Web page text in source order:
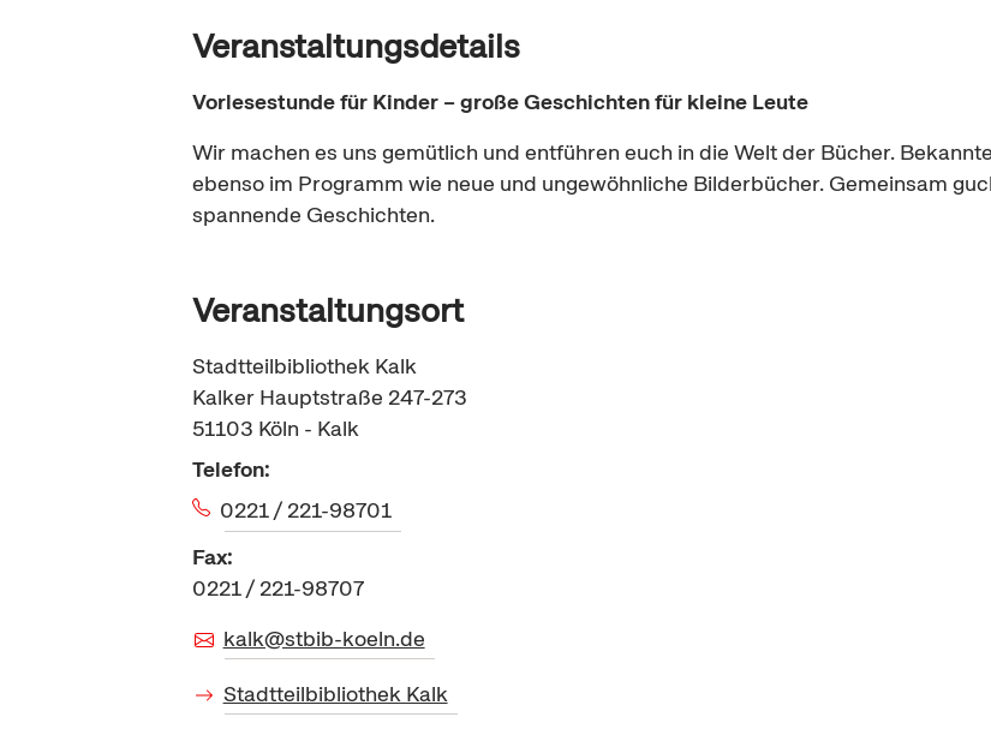
Veranstaltungsdetails
Vorlesestunde für Kinder – große Geschichten für kleine Leute
Wir machen es uns gemütlich und entführen euch in die Welt der Bücher.
ebenso im Programm wie neue und ungewöhnliche Bilderbücher. Gemeinsam
spannende Geschichten.
Veranstaltungsort
Stadtteilbibliothek Kalk
Kalker Hauptstraße 247-273
51103 Köln - Kalk
Telefon:
0221 / 221-98701
Fax:
0221 / 221-98707
kalk@stbib-koeln.de
Stadtteilbibliothek Kalk